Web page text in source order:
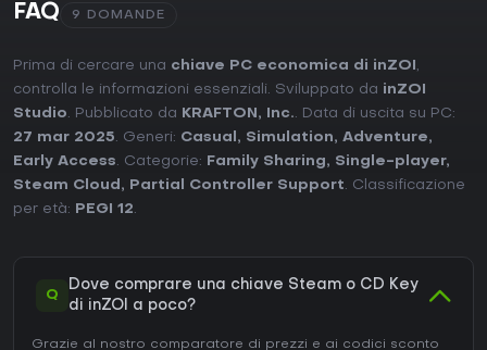
FAQ 9 DOMANDE
Prima di cercare una chiave PC economica di inZOI ,
controlla le informazioni essenziali. Sviluppato da inZOI
Studio. Pubblicato da KRAFTON, Inc.. Data di uscita su PC:
27 mar 2025. Generi: Casual , Simulation, Adventure,
Early Access. Categorie: Family Sharing, Single-player,
Steam Cloud , Partial Controller Support. Classificazione
per età:
PEGI 12.
Q
Dove comprare una chiave Steam o CD Key
di inZOI a poco?
Grazie al nostro comparatore di prezzi e ai codici sconto